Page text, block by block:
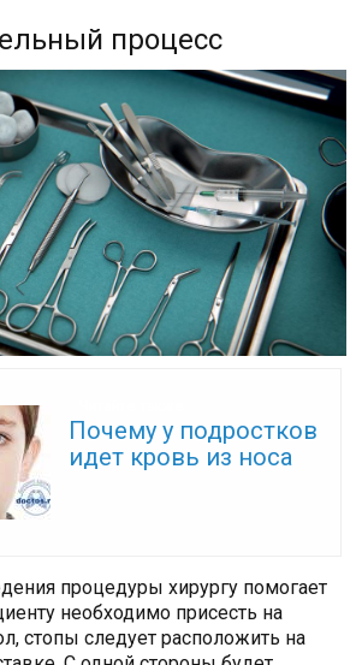
процесс
Почему у подростков
идет кровь из носа
процедуры хирургу помогает
необходимо присесть на
стопы следует расположить на